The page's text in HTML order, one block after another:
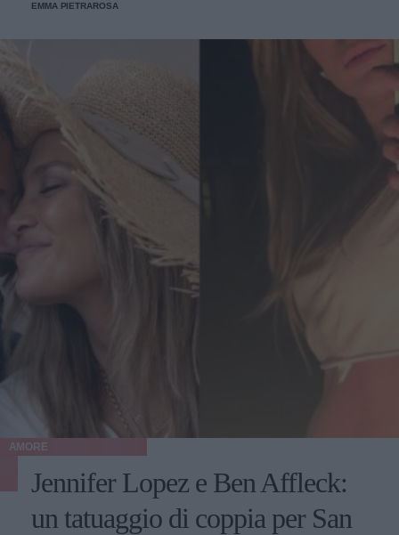
EMMA PIETRAROSA
AMORE
Jennifer Lopez e Ben Affleck:
un tatuaggio di coppia per San